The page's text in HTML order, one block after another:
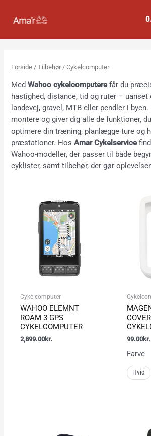
Forside /Tilbehør/ Cykelcomputer
MedWahoo cykelcomputerefår du
hastighed, distance, tid og ruter – uanset
landevej, gravel, MTB eller pendler i
montere og giver dig alle de funktioner,
optimere din træning, planlægge ture og
præstationer. HosAmar Cykelservice
Wahoo-modeller, der passer til både
cyklister, samt tilbehør, der gør
Cykelcomputer
WAHOO ELEMNT
ROAM 3 GPS
CYKELCOMPUTER
2,899.00kr. 99.00kr.
Farve
Hvid